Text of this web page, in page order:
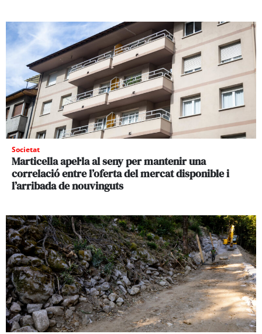
Societat
Marticella apel·la al seny per mantenir una
correlació entre l’oferta del mercat disponible i
l’arribada de nouvinguts